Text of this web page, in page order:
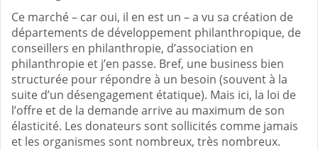
Ce marché – car oui, il en est un – a vu sa création de
départements de développement philanthropique, de
conseillers en philanthropie, d’association en
philanthropie et j’en passe. Bref, une business bien
structurée pour répondre à un besoin (souvent à la
suite d’un désengagement étatique). Mais ici, la loi de
l’offre et de la demande arrive au maximum de son
élasticité. Les donateurs sont sollicités comme jamais
et les organismes sont nombreux, très nombreux.